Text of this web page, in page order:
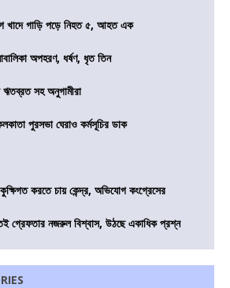
খাদে গাড়ি পড়ে নিহত ৫, আহত এক
অপহরণ, ধর্ষণ, ধৃত তিন
ঋতব্রত সহ অনুগামীরা
পুরসভা ঘেরাও কর্মসূচির ডাক
করতে চায় কেন্দ্র, অভিযোগ কংগ্রেসের
গ্রেফতার নজরুল বিশ্বাস, উঠছে একাধিক প্রশ্ন